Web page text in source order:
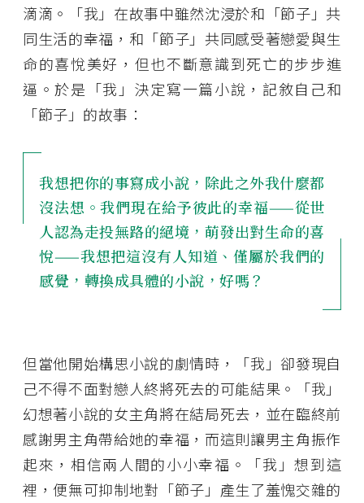
滴滴。「我」在故事中雖然沈浸於和「節子」共
同生活的幸福，和「節子」共同感受著戀愛與生
命的喜悅美好，但也不斷意識到死亡的步步進
逼。於是「我」決定寫一篇小說，記敘自己和
「節子」的故事：
我想把你的事寫成小說，除此之外我什麼都
沒法想。我們現在給予彼此的幸福——從世
人認為走投無路的絕境，萌發出對生命的喜
悅——我想把這沒有人知道、僅屬於我們的
感覺，轉換成具體的小說，好嗎？
但當他開始構思小說的劇情時，「我」卻發現自
己不得不面對戀人終將死去的可能結果。「我」
幻想著小說的女主角將在結局死去，並在臨終前
感謝男主角帶給她的幸福，而這則讓男主角振作
起來，相信兩人間的小小幸福。「我」想到這
裡，便無可抑制地對「節子」產生了羞愧交雜的